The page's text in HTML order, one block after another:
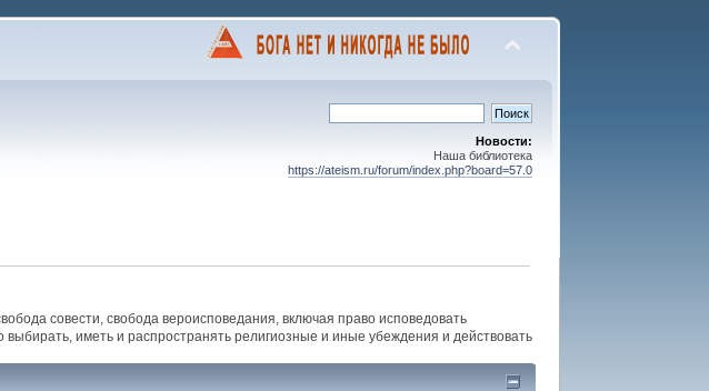
Новости:
Наша библиотека
https://ateism.ru/forum/index.php?board=57.0
совести, свобода вероисповедания, включая право исповедовать
иметь и распространять религиозные и иные убеждения и действовать